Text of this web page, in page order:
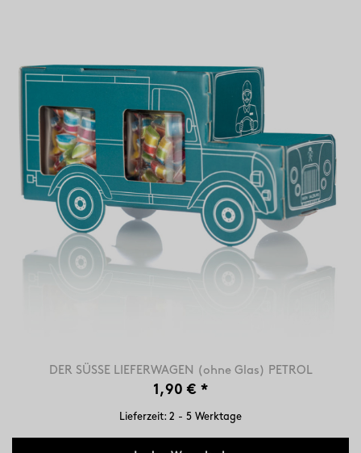
DER SÜSSE LIEFERWAGEN (ohne Glas) PETROL
1,90 € *
Lieferzeit: 2 - 5 Werktage